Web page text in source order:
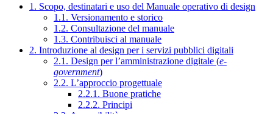
1. Scopo, destinatari e uso del Manuale operativo di design
1.1. Versionamento e storico
1.2. Consultazione del manuale
1.3. Contribuisci al manuale
2. Introduzione al design per i servizi pubblici digitali
2.1. Design per l’amministrazione digitale (e-
government)
2.2. L’approccio progettuale
2.2.1. Buone pratiche
2.2.2. Principi